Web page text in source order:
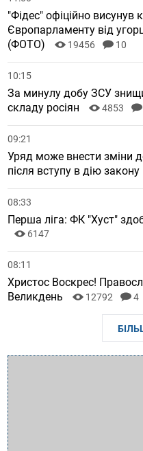
"Фідес" офіційно висунув
Європарламенту від
(ФОТО)
19456 10
10:15
За минулу добу ЗСУ
складу росіян
4853
09:21
Уряд може внести зміни
після вступу в дію
08:33
Перша ліга: ФК "Хуст"
6147
08:11
Христос Воскрес!
Великдень
12792 4